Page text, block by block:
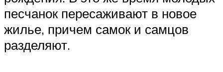
песчанок пересаживают в новое
жилье, причем самок и самцов
разделяют.